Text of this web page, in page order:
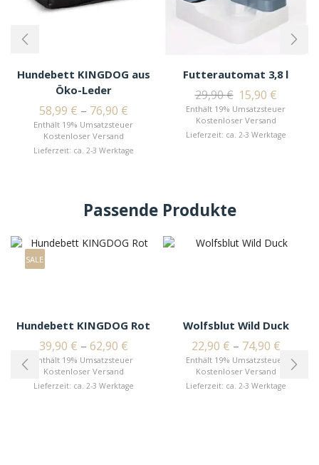
Hundebett KINGDOG aus
Öko-Leder
58,99 € – 76,90 €
Enthält 19% Umsatzsteuer
Kostenloser Versand
Lieferzeit: ca. 2-3 Werktage
Futterautomat 3,8 l
29,90€ 15,90 €
Enthält 19% Umsatzsteuer
Kostenloser Versand
Lieferzeit: ca. 2-3 Werktage
Passende Produkte
SALE
Hundebett KINGDOG Rot
39,90 € – 62,90 €
Enthält 19% Umsatzsteuer
Kostenloser Versand
Lieferzeit: ca. 2-3 Werktage
Wolfsblut Wild Duck
22,90 € – 74,90 €
Enthält 19% Umsatzsteuer
Kostenloser Versand
Lieferzeit: ca. 2-3 Werktage